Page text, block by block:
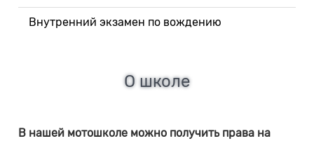
Внутренний экзамен по вождению
О школе
В нашей мотошколе можно получить права на